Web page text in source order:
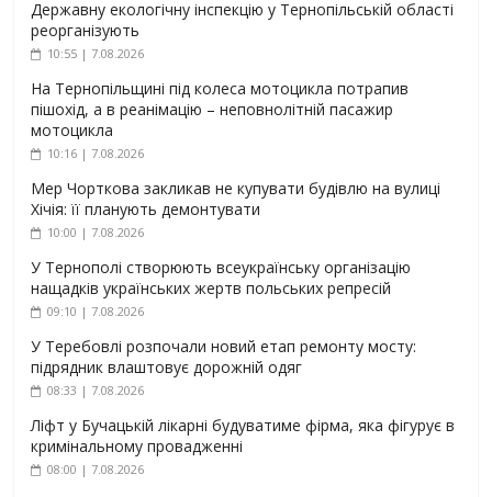
Державну екологічну інспекцію у Тернопільській області
реорганізують
10:55 | 7.08.2026
На Тернопільщині під колеса мотоцикла потрапив
пішохід, а в реанімацію – неповнолітній пасажир
мотоцикла
10:16 | 7.08.2026
Мер Чорткова закликав не купувати будівлю на вулиці
Хічія: її планують демонтувати
10:00 | 7.08.2026
У Тернополі створюють всеукраїнську організацію
нащадків українських жертв польських репресій
09:10 | 7.08.2026
У Теребовлі розпочали новий етап ремонту мосту:
підрядник влаштовує дорожній одяг
08:33 | 7.08.2026
Ліфт у Бучацькій лікарні будуватиме фірма, яка фігурує в
кримінальному провадженні
08:00 | 7.08.2026